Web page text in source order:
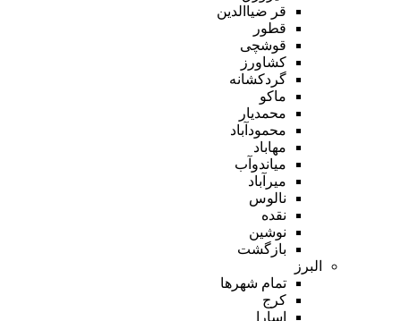
قر ضیاالدین
قطور
قوشچی
کشاورز
گردکشانه
ماکو
محمدیار
محمودآباد
مهاباد
میاندوآب
میرآباد
نالوس
نقده
نوشین
بازگشت
البرز
تمام شهر‌ها
کرج
اسارا